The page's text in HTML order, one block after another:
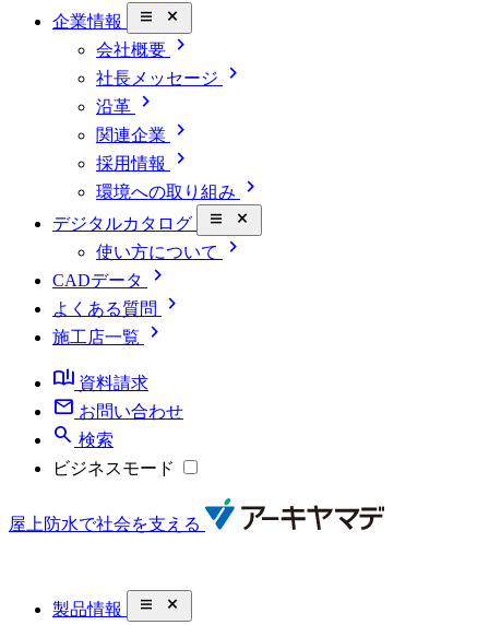
企業情報 close_small
会社概要 chevron_right
社長メッセージ chevron_right
沿革 chevron_right
関連企業 chevron_right
採用情報 chevron_right
環境への取り組み chevron_right
デジタルカタログ close_small
使い方について chevron_right
CADデータ chevron_right
よくある質問 chevron_right
施工店一覧
chevron_right
book_ribbon 資料請求
mail お問い合わせ
search 検索
ビジネスモード
屋上防水で社会を支える
製品情報 close_small